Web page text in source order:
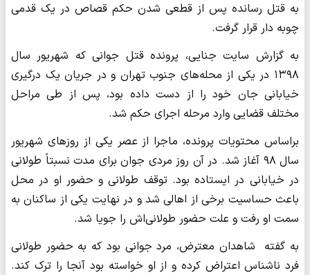
به قتل رسانده پس از قطعی شدن حکم قصاص در یک قدمی
چوبه دار قرار گرفت.
به گزارش سایت جنایی، پرونده قتل جوانی که شهریور سال
۱۳۹۸ در یکی از محله‌های جنوب تهران و در جریان یک درگیری
خیابانی جان خود را از دست داده بود، پس از طی مراحل
مختلف قضایی وارد مرحله اجرای حکم شد.
براساس محتویات پرونده، ماجرا از عصر یکی از روزهای شهریور
سال ۹۸ آغاز شد. در آن روز مردی جوان برای مدت نسبتاً طولانی
در خیابانی در ایستاده بود. توقف طولانی و حضور او در محل
باعث حساسیت برخی از اهالی شد و در نهایت یکی از ساکنان به
سمت او رفت و علت حضور طولانی‌اش را جویا شد.
به گفته شاهدان معترض، مرد جوانی بود که به حضور طولانی
فرد ناشناس اعتراض کرده و از او خواسته بود آنجا را ترک کند.